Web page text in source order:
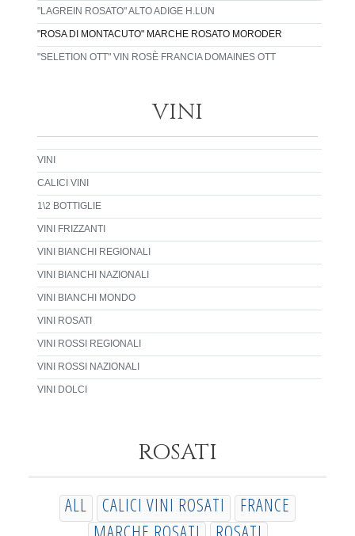
"LAGREIN ROSATO" ALTO ADIGE H.LUN
"ROSA DI MONTACUTO" MARCHE ROSATO MORODER
"SELETION OTT" VIN ROSÈ FRANCIA DOMAINES OTT
VINI
VINI
CALICI VINI
1\2 BOTTIGLIE
VINI FRIZZANTI
VINI BIANCHI REGIONALI
VINI BIANCHI NAZIONALI
VINI BIANCHI MONDO
VINI ROSATI
VINI ROSSI REGIONALI
VINI ROSSI NAZIONALI
VINI DOLCI
ROSATI
ALL CALICI VINI ROSATI
FRANCE
MARCHE ROSATI
ROSATI